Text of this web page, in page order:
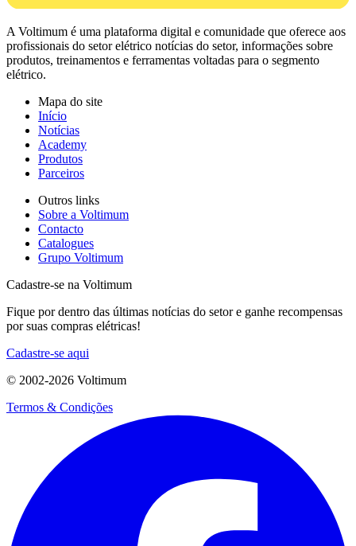
A Voltimum é uma plataforma digital e comunidade que oferece aos
profissionais do setor elétrico notícias do setor, informações sobre
produtos, treinamentos e ferramentas voltadas para o segmento
elétrico.
Mapa do site
Início
Notícias
Academy
Produtos
Parceiros
Outros links
Sobre a Voltimum
Contacto
Catalogues
Grupo Voltimum
Cadastre-se na Voltimum
Fique por dentro das últimas notícias do setor e ganhe recompensas
por suas compras elétricas!
Cadastre-se aqui
© 2002-2026 Voltimum
Termos & Condições